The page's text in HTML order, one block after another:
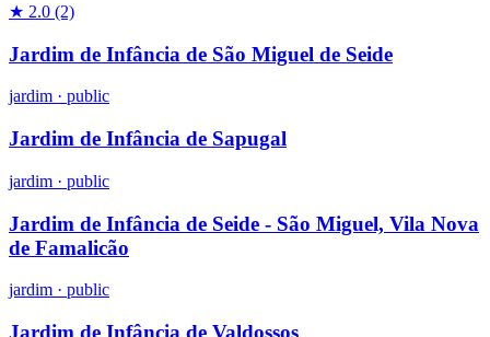
★ 2.0 (2)
Jardim de Infância de São Miguel de Seide
jardim · public
Jardim de Infância de Sapugal
jardim · public
Jardim de Infância de Seide - São Miguel, Vila Nova
de Famalicão
jardim · public
Jardim de Infância de Valdossos